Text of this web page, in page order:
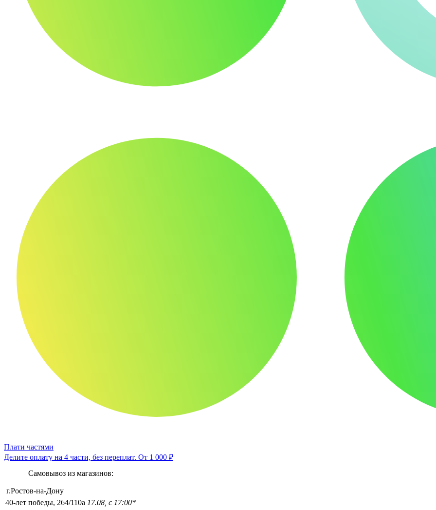
Плати частями
Делите оплату на 4 части, без переплат. От 1 000 ₽
Самовывоз из магазинов:
г.Ростов-на-Дону
40-лет победы, 264/110а 17.08, с 17:00*